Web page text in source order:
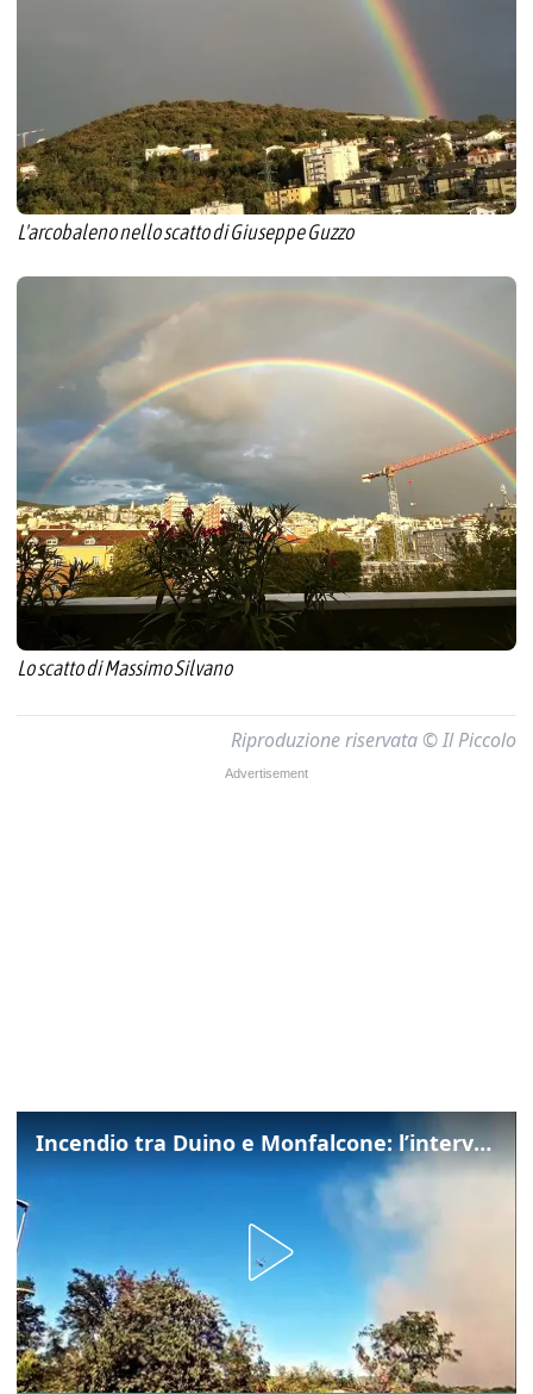
L'arcobaleno nello scatto di Giuseppe Guzzo
Lo scatto di Massimo Silvano
Riproduzione riservata © Il Piccolo
Incendio tra Duino e Monfalcone: l’intervento dei vigili del fuoco